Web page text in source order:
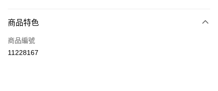
信用卡一次付款
LINE Pay
商品特色
商品編號
11228167